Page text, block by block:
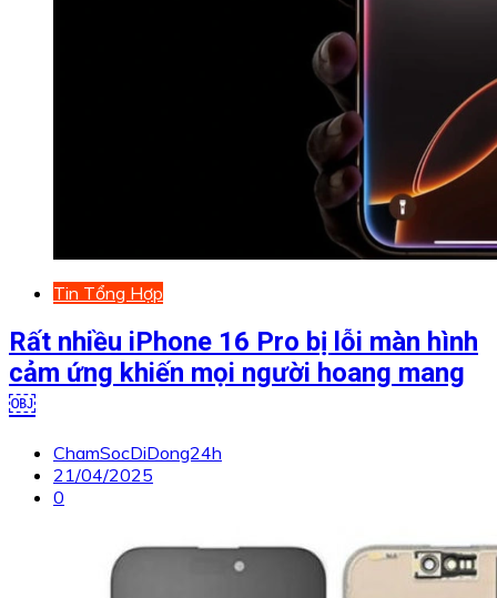
Tin Tổng Hợp
Rất nhiều iPhone 16 Pro bị lỗi màn hình
cảm ứng khiến mọi người hoang mang
￼
ChamSocDiDong24h
21/04/2025
0